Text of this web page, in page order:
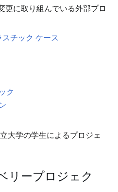
更に取り組んでいる外部プロ
チック ケース
ク
大学の学生によるプロジェ
リープロジェク